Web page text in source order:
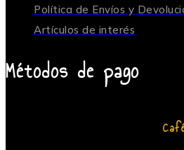
Política de Envíos y
Artículos de interés
Métodos de pago